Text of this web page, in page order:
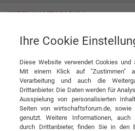
Quivo Einfach schnell durchstarten
Interview Quivo
DIESEN ARTIKEL EMPFEHLEN
Einfach schnell
Ihre Cookie
Diese Website verwendet Cookies und
Mit einem Klick auf "Zustimmen"
Verarbeitung und auch die
Drittanbieter. Die Daten werden für
Ausspielung von personalisierten
Seiten von wirtschaftsforum.de, sowie
genutzt. Weitere Informationen, auch
durch Drittanbieter, finden Sie in den